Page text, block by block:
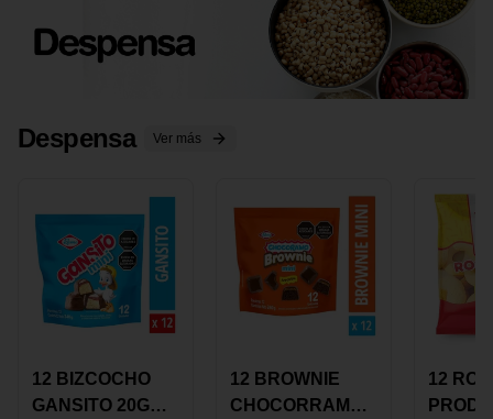
Despensa Ver más
12 BIZCOCHO
GANSITO 20G
12 BROWNIE
CHOCORRAMO
12